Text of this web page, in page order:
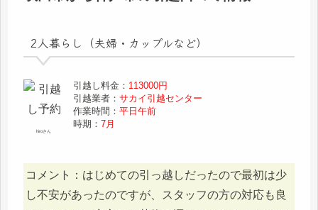
2人暮らし（夫婦・カップルなど）
hiroさん
引越し料金： 113000円
引越業者：サカイ引越センター
作業時間：平日午前
時期：7月
コメント：はじめての引っ越しだったので最初は少
し不安があったのですが、スタッフの方の対応も良